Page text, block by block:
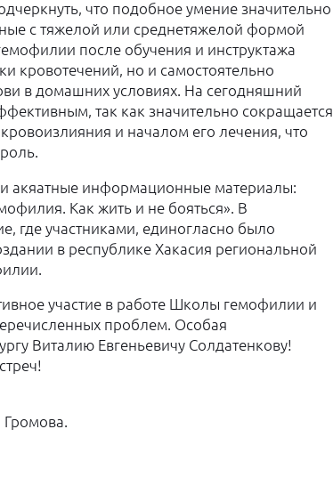
что подобное умение значительно
с тяжелой или среднетяжелой формой
после обучения и инструктажа
кровотечений, но и самостоятельно
в домашних условиях. На сегодняшний
так как значительно сокращается
и началом его лечения, что
акяатные информационные материалы:
Как жить и не бояться». В
где участниками, единогласно было
в республике Хакасия региональной
участие в работе Школы гемофилии и
проблем. Особая
Виталию Евгеньевичу Солдатенкову!